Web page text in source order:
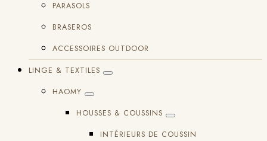
PARASOLS
BRASEROS
ACCESSOIRES OUTDOOR
LINGE & TEXTILES
HAOMY
HOUSSES & COUSSINS
INTÉRIEURS DE COUSSIN